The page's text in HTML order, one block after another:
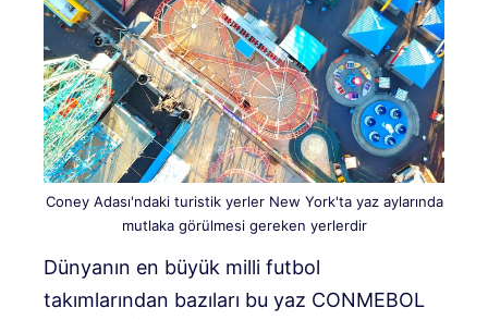
Coney Adası'ndaki turistik yerler New York'ta yaz aylarında
mutlaka görülmesi gereken yerlerdir
Dünyanın en büyük milli futbol
takımlarından bazıları bu yaz CONMEBOL